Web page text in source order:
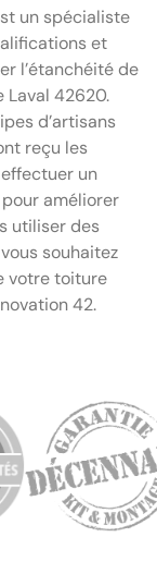
un spécialiste
et
l’étanchéité de
Laval 42620.
d’artisans
reçu les
un
améliorer
utiliser des
souhaitez
votre toiture
42.